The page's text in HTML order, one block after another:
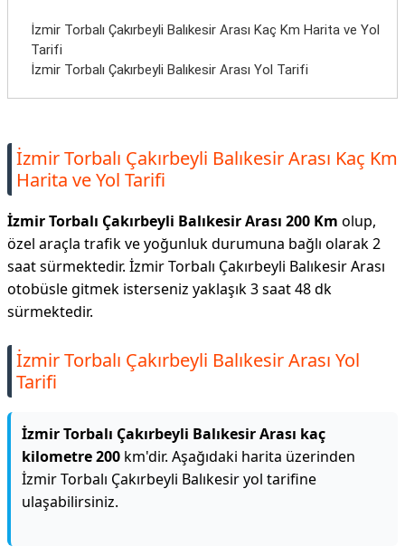
İzmir Torbalı Çakırbeyli Balıkesir Arası Kaç Km Harita ve Yol
Tarifi
İzmir Torbalı Çakırbeyli Balıkesir Arası Yol Tarifi
İzmir Torbalı Çakırbeyli Balıkesir Arası Kaç Km
Harita ve Yol Tarifi
İzmir Torbalı Çakırbeyli Balıkesir Arası 200 Km olup,
özel araçla trafik ve yoğunluk durumuna bağlı olarak 2
saat sürmektedir. İzmir Torbalı Çakırbeyli Balıkesir Arası
otobüsle gitmek isterseniz yaklaşık 3 saat 48 dk
sürmektedir.
İzmir Torbalı Çakırbeyli Balıkesir Arası Yol
Tarifi
İzmir Torbalı Çakırbeyli Balıkesir Arası kaç
kilometre 200 km'dir. Aşağıdaki harita üzerinden
İzmir Torbalı Çakırbeyli Balıkesir yol tarifine
ulaşabilirsiniz.